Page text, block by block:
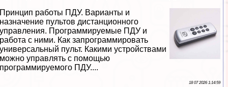
Принцип работы ПДУ. Варианты и
назначение пультов дистанционного
управления. Программируемые ПДУ и
работа с ними. Как запрограммировать
универсальный пульт. Какими устройствами
можно управлять с помощью
программируемого ПДУ....
18 07 2026 1:14:59